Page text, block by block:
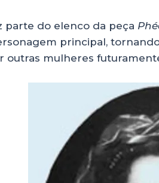
parte do elenco da peça
principal,
outras mulheres